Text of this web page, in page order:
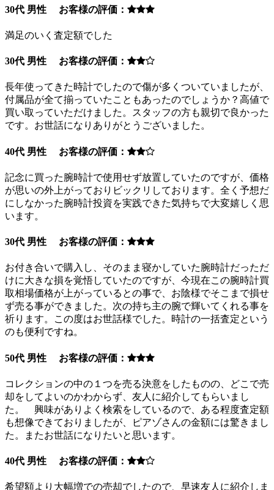
30代 男性 お客様の評価：
満足のいく査定額でした
30代 男性 お客様の評価：
長年使ってきた時計でしたので傷が多くついていましたが、
付属品が全て揃っていたこともあったのでしょうか？高値で
買い取っていただけました。スタッフの方も親切で良かった
です。お世話になりありがとうございました。
40代 男性 お客様の評価：
記念に買った腕時計で使用せず放置していたのですが、価格
が思いの外上がっておりビックリしております。全く予想だ
にしなかった腕時計投資を実践できた気持ちで大変嬉しく思
います。
30代 男性 お客様の評価：
お付き合いで購入し、そのまま寝かしていた腕時計だっただ
けに大きな損を覚悟していたのですが、今現在この腕時計買
取相場価格が上がっているとの事で、お陰様でそこまで損せ
ず売る事ができました。次の持ち主の腕で輝いてくれる事を
祈ります。この度はお世話様でした。時計の一括査定という
のも便利ですね。
50代 男性 お客様の評価：
コレクションの中の１つを売る決意をしたものの、どこで売
却をしてよいのかわからず、友人に紹介してもらいまし
た。 興味がありよく検索をしているので、ある程度査定額
も想像できておりましたが、ピアゾさんの金額には驚きまし
た。またお世話になりたいと思います。
40代 男性 お客様の評価：
希望額より大幅増での売却でしたので、早速友人に紹介しま